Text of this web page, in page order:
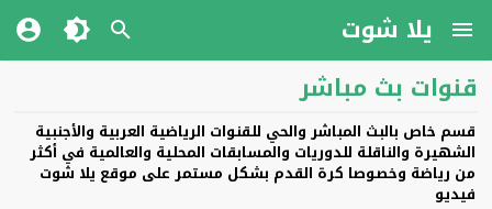
يلا شوت
قنوات بث مباشر
قسم خاص بالبث المباشر والحي للقنوات الرياضية العربية والأجنبية
الشهيرة والناقلة للدوريات والمسابقات المحلية والعالمية في أكثر
من رياضة وخصوصا كرة القدم بشكل مستمر على موقع يلا شوت
فيديو